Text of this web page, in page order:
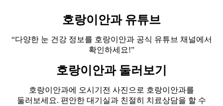
호랑이안과 유튜브
“다양한 눈 건강 정보를 호랑이안과 공식 유튜브 채널에서
확인하세요!”
호랑이안과 둘러보기
호랑이안과에 오시기전 사진으로 호랑이안과를
둘러보세요. 편안한 대기실과 친절히 치료상담을 할 수